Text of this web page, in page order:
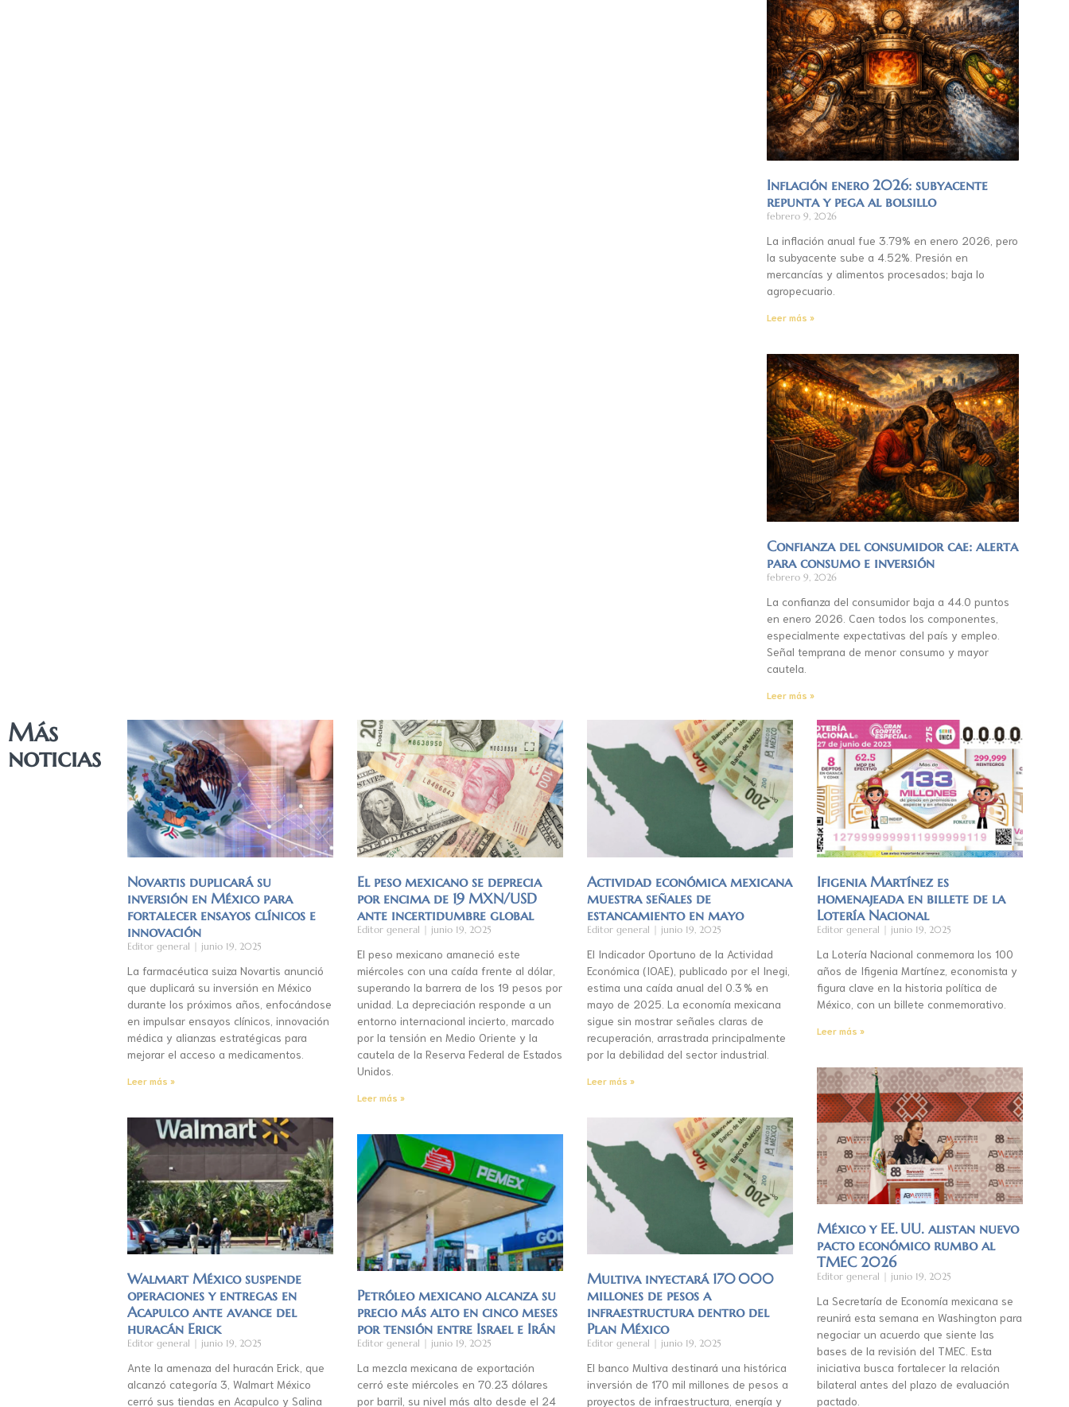
Inflación enero 2026: subyacente
repunta y pega al bolsillo
febrero 9, 2026
La inflación anual fue 3.79% en enero 2026, pero
la subyacente sube a 4.52%. Presión en
mercancías y alimentos procesados; baja lo
agropecuario.
Leer más »
Confianza del consumidor cae: alerta
para consumo e inversión
febrero 9, 2026
La confianza del consumidor baja a 44.0 puntos
en enero 2026. Caen todos los componentes,
especialmente expectativas del país y empleo.
Señal temprana de menor consumo y mayor
cautela.
Leer más »
Más
noticias
Novartis duplicará su
inversión en México para
fortalecer ensayos clínicos e
innovación
Editor general junio 19, 2025
La farmacéutica suiza Novartis anunció
que duplicará su inversión en México
durante los próximos años, enfocándose
en impulsar ensayos clínicos, innovación
médica y alianzas estratégicas para
mejorar el acceso a medicamentos.
Leer más »
El peso mexicano se deprecia
por encima de 19 MXN/USD
ante incertidumbre global
Editor general junio 19, 2025
El peso mexicano amaneció este
miércoles con una caída frente al dólar,
superando la barrera de los 19 pesos por
unidad. La depreciación responde a un
entorno internacional incierto, marcado
por la tensión en Medio Oriente y la
cautela de la Reserva Federal de Estados
Unidos.
Leer más »
Actividad económica mexicana
muestra señales de
estancamiento en mayo
Editor general junio 19, 2025
El Indicador Oportuno de la Actividad
Económica (IOAE), publicado por el Inegi,
estima una caída anual del 0.3 % en
mayo de 2025. La economía mexicana
sigue sin mostrar señales claras de
recuperación, arrastrada principalmente
por la debilidad del sector industrial.
Leer más »
Ifigenia Martínez es
homenajeada en billete de la
Lotería Nacional
Editor general junio 19, 2025
La Lotería Nacional conmemora los 100
años de Ifigenia Martínez, economista y
figura clave en la historia política de
México, con un billete conmemorativo.
Leer más »
Walmart México suspende
operaciones y entregas en
Acapulco ante avance del
huracán Erick
Editor general junio 19, 2025
Ante la amenaza del huracán Erick, que
alcanzó categoría 3, Walmart México
cerró sus tiendas en Acapulco y Salina
Petróleo mexicano alcanza su
precio más alto en cinco meses
por tensión entre Israel e Irán
Editor general junio 19, 2025
La mezcla mexicana de exportación
cerró este miércoles en 70.23 dólares
por barril, su nivel más alto desde el 24
Multiva inyectará 170 000
millones de pesos a
infraestructura dentro del
Plan México
Editor general junio 19, 2025
El banco Multiva destinará una histórica
inversión de 170 mil millones de pesos a
proyectos de infraestructura, energía y
México y EE. UU. alistan nuevo
pacto económico rumbo al
TMEC 2026
Editor general junio 19, 2025
La Secretaría de Economía mexicana se
reunirá esta semana en Washington para
negociar un acuerdo que siente las
bases de la revisión del TMEC. Esta
iniciativa busca fortalecer la relación
bilateral antes del plazo de evaluación
pactado.